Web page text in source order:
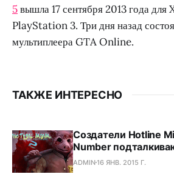
5вышла 17 сентября 2013 года
PlayStation 3. Три дня назад
мультиплеера GTA Online.
ТАКЖЕ ИНТЕРЕСНО
Создатели Hotline
Number
ADMIN16 ЯНВ. 2015 Г.